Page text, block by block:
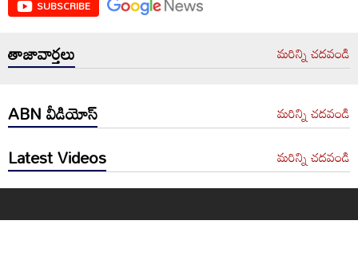
SUBSCRIBE
తాజావార్తలు మరిన్ని చదవండి
ABN వీడియోస్ మరిన్ని చదవండి
Latest Videos మరిన్ని చదవండి